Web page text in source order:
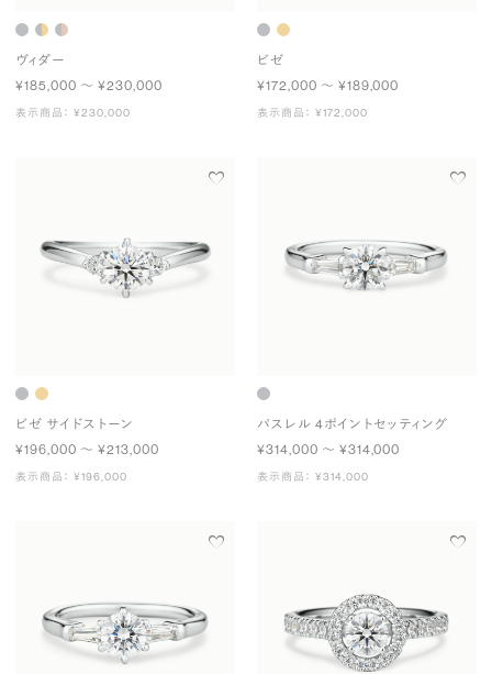
ヴィダー
¥185,000 〜 ¥230,000
表示商品： ¥230,000
ビゼ
¥172,000 〜 ¥189,000
表示商品： ¥172,000
ビゼ サイドストーン
¥196,000 〜 ¥213,000
表示商品： ¥196,000
パスレル 4ポイントセッティング
¥314,000 〜 ¥314,000
表示商品： ¥314,000